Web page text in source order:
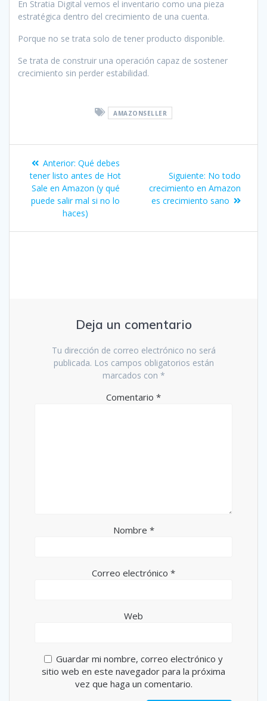
En Stratia Digital vemos el inventario como una pieza
estratégica dentro del crecimiento de una cuenta.
Porque no se trata solo de tener producto disponible.
Se trata de construir una operación capaz de sostener
crecimiento sin perder estabilidad.
AMAZONSELLER
Navegación
de
entradas
Anterior: Post
anterior:
Qué debes
tener listo antes de Hot
Sale en Amazon (y qué
puede salir mal si no lo
haces)
Siguiente: Siguiente
post:
No todo
crecimiento en Amazon
es crecimiento sano
Deja un comentario
Tu dirección de correo electrónico no será
publicada. Los campos obligatorios están
marcados con *
Comentario *
Nombre *
Correo electrónico *
Web
Guardar mi nombre, correo electrónico y
sitio web en este navegador para la próxima
vez que haga un comentario.